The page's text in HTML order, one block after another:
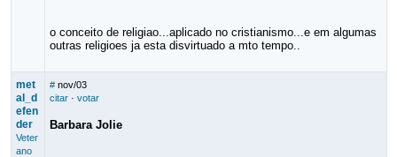
o conceito de religiao...aplicado no cristianismo...e em algumas
outras religioes ja esta disvirtuado a mto tempo..
met
al_d
efen
der
Veter
ano
# nov/03
citar· votar
Barbara Jolie